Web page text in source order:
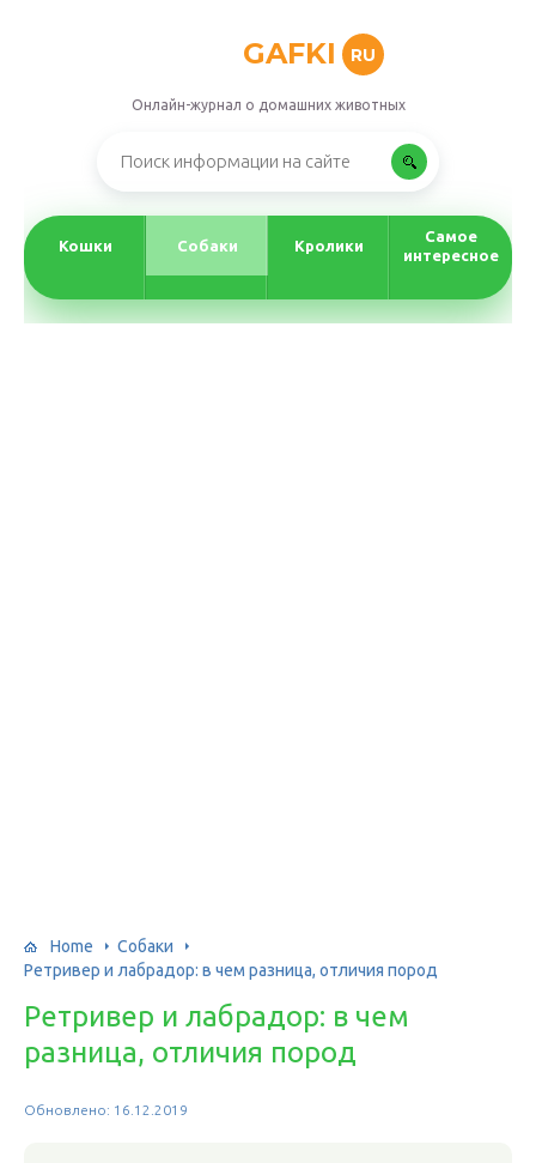
GAFKI RU
Онлайн-журнал о домашних животных
Кошки Собаки Кролики
Самое
интересное
Home
Собаки
Ретривер и лабрадор: в чем разница, отличия пород
Ретривер и лабрадор: в чем
разница, отличия пород
Обновлено: 16.12.2019